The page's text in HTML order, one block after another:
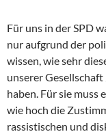
Für uns in der SPD
nur aufgrund der
wissen, wie sehr
unserer
haben. Für sie muss
wie hoch die
rassistischen und